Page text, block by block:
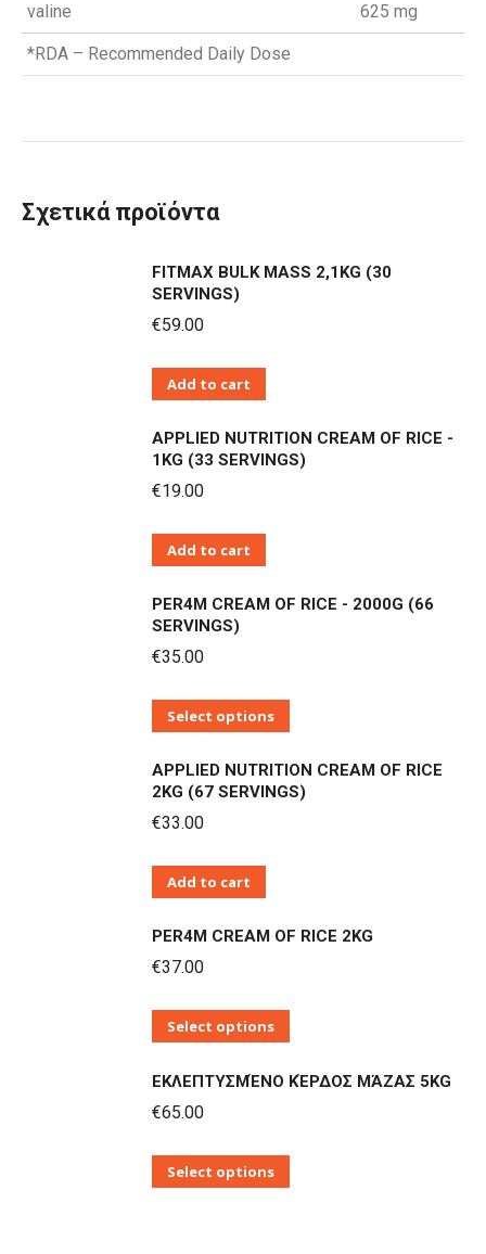
valine 625 mg
*RDA – Recommended Daily Dose
Σχετικά προϊόντα
FITMAX BULK MASS 2,1KG (30
SERVINGS)
€59.00
Add to cart
APPLIED NUTRITION CREAM OF RICE -
1KG (33 SERVINGS)
€19.00
Add to cart
PER4M CREAM OF RICE - 2000G (66
SERVINGS)
€35.00
Select options
προϊόν
έχει
επιλογές
επιλεγούν
στη
σελίδα
APPLIED NUTRITION CREAM OF RICE
2KG (67 SERVINGS)
€33.00
Add to cart
PER4M CREAM OF RICE 2KG
€37.00
Select options
προϊόν
ΕΚΛΕΠΤΥΣΜΈΝΟ ΚΈΡΔΟΣ ΜΆΖΑΣ 5KG
€65.00
Select options